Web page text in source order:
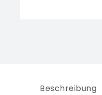
Beschreibung